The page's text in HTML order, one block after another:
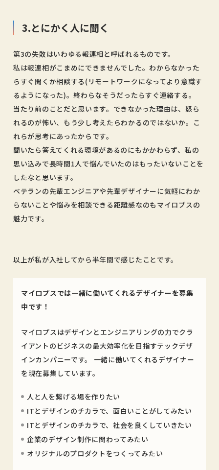
3.とにかく人に聞く
第3の失敗はいわゆる報連相と呼ばれるものです。
私は報連相がこまめにできませんでした。わからなかった
らすぐ聞くか相談する(リモートワークになってより意識す
るようになった)。終わらなそうだったらすぐ連絡する。
当たり前のことだと思います。できなかった理由は、怒ら
れるのが怖い、もう少し考えたらわかるのではないか。こ
れらが思考にあったからです。
聞いたら答えてくれる環境があるのにもかかわらず、私の
思い込みで長時間1人で悩んでいたのはもったいないことを
したなと思います。
ベテランの先輩エンジニアや先輩デザイナーに気軽にわか
らないことや悩みを相談できる距離感なのもマイロプスの
魅力です。
以上が私が入社してから半年間で感じたことです。
マイロプスでは一緒に働いてくれるデザイナーを募集
中です！
マイロプスはデザインとエンジニアリングの力でクラ
イアントのビジネスの最大効率化を目指すテックデザ
インカンパニーです。 一緒に働いてくれるデザイナー
を現在募集しています。
人と人を繋げる場を作りたい
ITとデザインのチカラで、面白いことがしてみたい
ITとデザインのチカラで、社会を良くしていきたい
企業のデザイン制作に関わってみたい
オリジナルのプロダクトをつくってみたい